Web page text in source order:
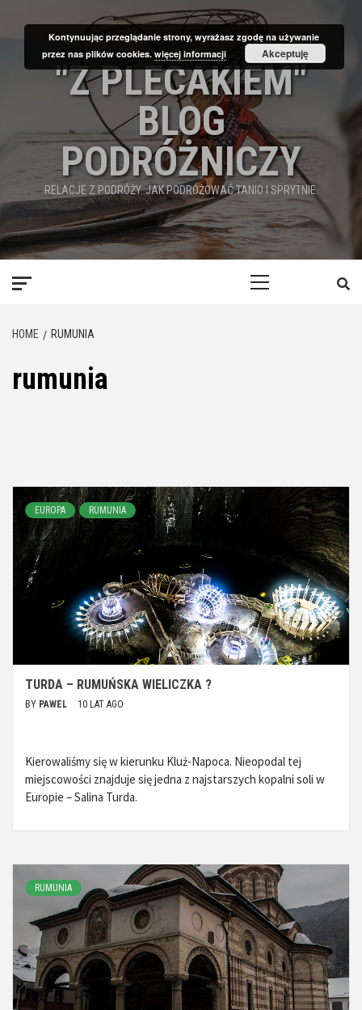
"Z PLECAKIEM"
BLOG
PODRÓŻNICZY
RELACJE Z PODRÓŻY. JAK PODRÓŻOWAĆ TANIO I SPRYTNIE.
HOME RUMUNIA
rumunia
EUROPA RUMUNIA
TURDA – RUMUŃSKA WIELICZKA ?
BY PAWEL 10 LAT AGO
Kierowaliśmy się w kierunku Kluż-Napoca. Nieopodal tej
miejscowości znajduje się jedna z najstarszych kopalni soli w
Europie – Salina Turda.
RUMUNIA
Kontynuując przeglądanie strony, wyrażasz zgodę na używanie
przez nas plików cookies.więcej informacji Akceptuję